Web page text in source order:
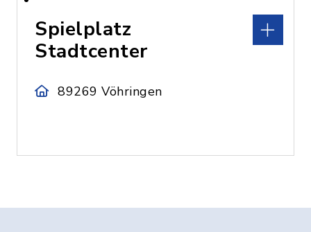
Spielplatz
Stadtcenter
89269 Vöhringen